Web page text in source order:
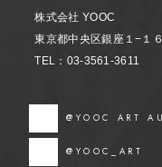
株式会社 YOOC
東京都中央区銀座１−１
TEL：03-3561-3611
@YOOC ART
@YOOC_ART